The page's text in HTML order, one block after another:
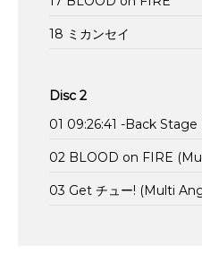
18 ミカンセイ
Disc 2
01 09:26:41 -Back
02 BLOOD on FIRE
03 Get チュー! (Multi